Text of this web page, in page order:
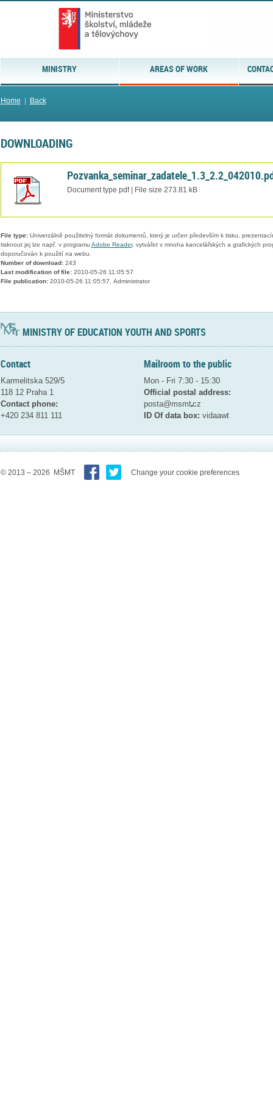
MINISTRY AREAS OF WORK
Home Back
DOWNLOADING
Document type pdf | File size 273.81 kB
File type:Univerzálně použitelný formát dokumentů, který je určen především k tisku,
tisknout jej lze např. v programu Adobe Reader, vytvářet v mnoha kancelářských a grafických
doporučován k použití na webu.
Number of download:243
Last modification of file:2010-05-26 11:05:57
File publication:2010-05-26 11:05:57, Administrator
MINISTRY OF EDUCATION YOUTH AND SPORTS
Contact
Karmelitska 529/5
118 12 Praha 1
Contact phone:
+420 234 811 111
Mailroom to the public
Mon - Fri 7:30 - 15:30
Official postal address:
posta@msmtcz
ID Of data box: vidaawt
© 2013 – 2026 MŠMT Change your cookie preferences